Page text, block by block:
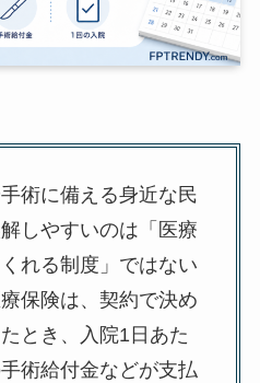
術に備える身近な民
しやすいのは「医療
れる制度」ではない
保険は、契約で決め
とき、入院1日あた
術給付金などが支払